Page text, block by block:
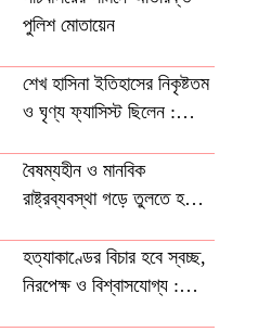
পুলিশ মোতায়েন
শেখ হাসিনা ইতিহাসের নিকৃষ্টতম
ও ঘৃণ্য ফ্যাসিস্ট ছিলেন :
বৈষম্যহীন ও মানবিক
রাষ্ট্রব্যবস্থা গড়ে তুলতে হবে :
হত্যাকাণ্ডের বিচার হবে স্বচ্ছ,
নিরপেক্ষ ও বিশ্বাসযোগ্য :